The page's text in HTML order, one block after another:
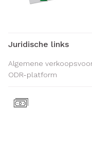
Juridische links
Algemene
ODR-platform